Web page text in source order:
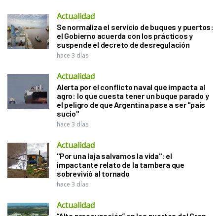
Actualidad
Se normaliza el servicio de buques y puertos:
el Gobierno acuerda con los prácticos y
suspende el decreto de desregulación
hace 3 días
Actualidad
Alerta por el conflicto naval que impacta al
agro: lo que cuesta tener un buque parado y
el peligro de que Argentina pase a ser "país
sucio"
hace 3 días
Actualidad
"Por una laja salvamos la vida": el
impactante relato de la tambera que
sobrevivió al tornado
hace 3 días
Actualidad